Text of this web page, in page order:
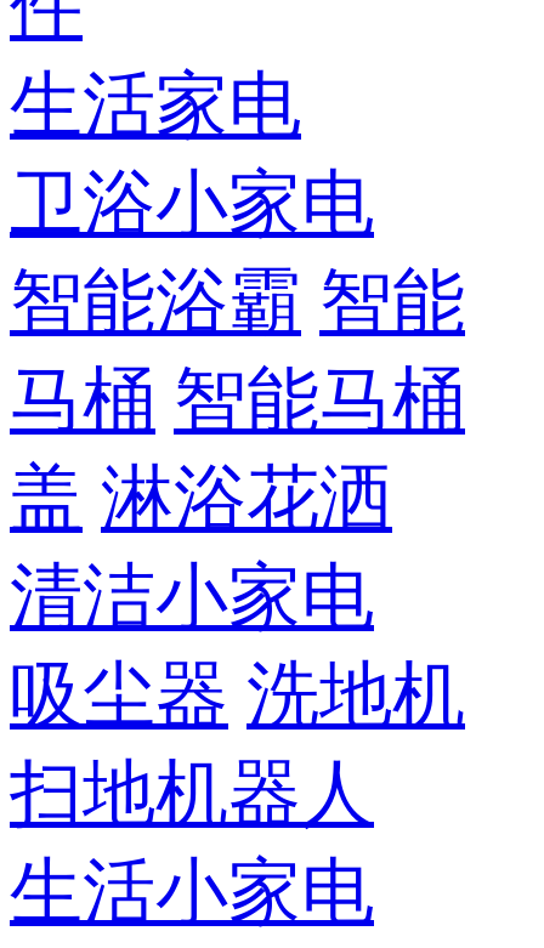
生活家电
卫浴小家电
智能浴霸 智能
马桶 智能马桶
盖 淋浴花洒
清洁小家电
吸尘器 洗地机
扫地机器人
生活小家电